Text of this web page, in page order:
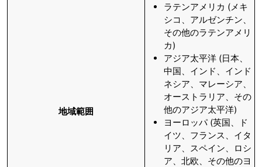
地域範囲
ラテンアメリカ (メキ
シコ、アルゼンチン、
その他のラテンアメリ
カ)
アジア太平洋 (日本、
中国、インド、インド
ネシア、マレーシア、
オーストラリア、その
他のアジア太平洋)
ヨーロッパ (英国、ド
イツ、フランス、イタ
リア、スペイン、ロシ
ア、北欧、その他のヨ